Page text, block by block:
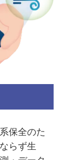
保全のた
らず生